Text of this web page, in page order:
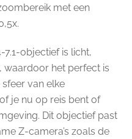
met een
7.1-objectief is licht,
waardoor het perfect is
van elke
je nu op reis bent of
Dit objectief past
Z-camera’s zoals de